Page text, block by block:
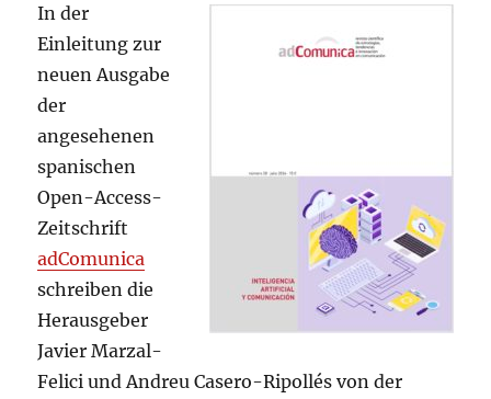
In der
Einleitung zur
neuen Ausgabe
der
angesehenen
spanischen
Open-Access-
Zeitschrift
adComunica
schreiben die
Herausgeber
Javier Marzal-
Felici und Andreu Casero-Ripollés von der